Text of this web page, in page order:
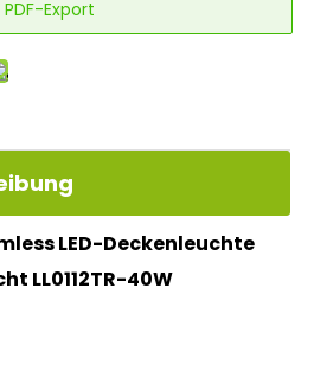
PDF-Export
LED-Deckenleuchte
LL0112TR-40W